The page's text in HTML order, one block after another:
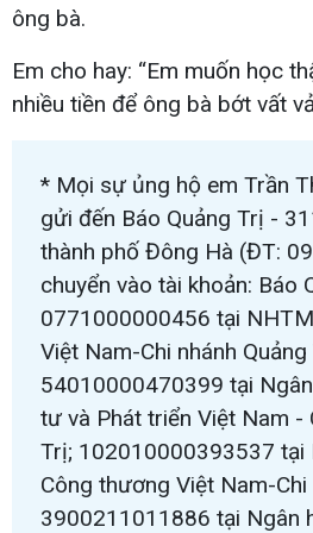
ông bà.
Em cho hay: “Em muốn học
nhiều tiền để ông bà bớt vất
* Mọi sự ủng hộ em Trần
gửi đến Báo Quảng Trị -
thành phố Đông Hà (ĐT:
chuyển vào tài khoản: Báo
0771000000456 tại
Việt Nam-Chi nhánh Quảng
54010000470399 tại
tư và Phát triển Việt Nam -
Trị; 102010000393537 tại
Công thương Việt Nam-Chi
3900211011886 tại Ngân